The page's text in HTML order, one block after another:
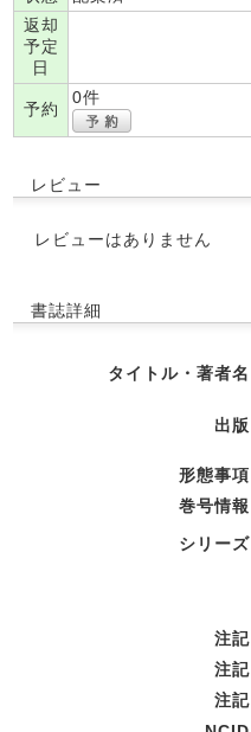
返却
予定
日
予約
0件
レビュー
レビューはありません
書誌詳細
タイトル・著者名
出版
形態事項
巻号情報
シリーズ
注記
注記
注記